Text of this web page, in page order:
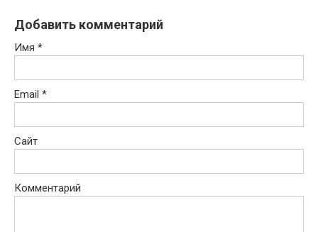
Добавить комментарий
Имя *
Email *
Сайт
Комментарий